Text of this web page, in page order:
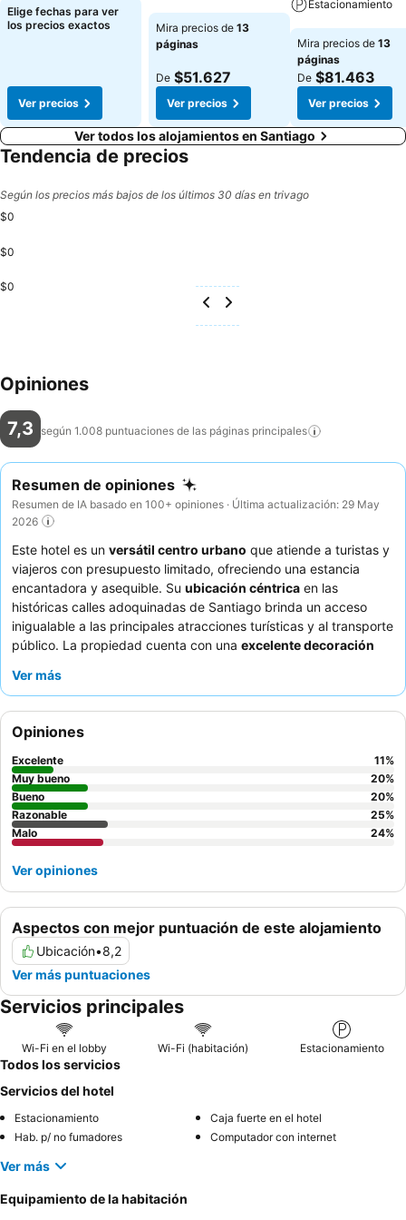
Elige fechas para ver
los precios exactos
Ver precios
Ver precios
Mira precios de 13
páginas
De $51.627
Ver precios
Estacionamiento
Ver precios
Mira precios de 13
páginas
De $81.463
Ver precios
Ver todos los alojamientos en Santiago
Tendencia de precios
Según los precios más bajos de los últimos 30 días en trivago
$0
$0
$0
Opiniones
7,3 según 1.008 puntuaciones de las páginas principales
Resumen de opiniones
Resumen de IA basado en 100+ opiniones · Última actualización: 29 May
2026
Este hotel es un versátil centro urbano que atiende a turistas y
viajeros con presupuesto limitado, ofreciendo una estancia
encantadora y asequible. Su ubicación céntrica en las
históricas calles adoquinadas de Santiago brinda un acceso
inigualable a las principales atracciones turísticas y al transporte
público. La propiedad cuenta con una excelente decoración
personal recibe constantemente elogios por su servicio
positiva para los huéspedes. Para aquellos que buscan una
estancia más tranquila, se recomienda solicitar una habitación
con vistas al jardín.
Ver más
Aspectos con mejor puntuación de este alojamiento
Ubicación•8,2
Ver más puntuaciones
Opiniones
Excelente 11%
Muy bueno
20%
Bueno
20%
Razonable
25%
Malo
24%
Ver opiniones
Servicios principales
Wi-Fi en el lobby Wi-Fi (habitación) Estacionamiento
Todos los servicios
Servicios del hotel
Estacionamiento
Caja fuerte en el hotel
Hab. p/ no fumadores
Computador con internet
Ver más
Equipamiento de la habitación